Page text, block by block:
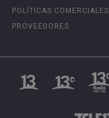
POLÍTICAS COMERCIALES
PROVEEDORES